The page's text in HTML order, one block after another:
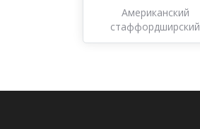
Американский
стаффордширский
терьер